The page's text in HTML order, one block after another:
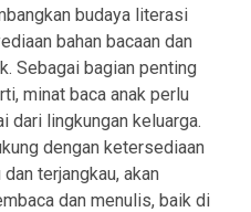
budaya literasi
bahan bacaan dan
Sebagai bagian penting
minat baca anak perlu
dari lingkungan keluarga.
dengan ketersediaan
terjangkau, akan
dan menulis, baik di